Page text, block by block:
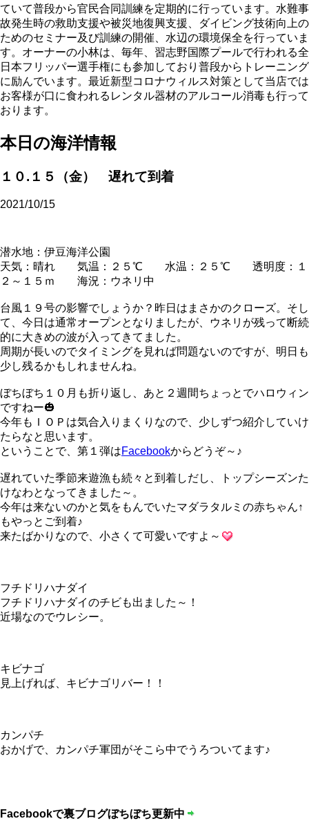
ていて普段から官民合同訓練を定期的に行っています。水難事
故発生時の救助支援や被災地復興支援、ダイビング技術向上の
ためのセミナー及び訓練の開催、水辺の環境保全を行っていま
す。オーナーの小林は、毎年、習志野国際プールで行われる全
日本フリッパー選手権にも参加しており普段からトレーニング
に励んでいます。最近新型コロナウィルス対策として当店では
お客様が口に食われるレンタル器材のアルコール消毒も行って
おります。
本日の海洋情報
１０.１５（金） 遅れて到着
2021/10/15
潜水地：伊豆海洋公園
天気：晴れ 気温：２５℃ 水温：２５℃ 透明度：１
２～１５ｍ 海況：ウネリ中
台風１９号の影響でしょうか？昨日はまさかのクローズ。そし
て、今日は通常オープンとなりましたが、ウネリが残って断続
的に大きめの波が入ってきてました。
周期が長いのでタイミングを見れば問題ないのですが、明日も
少し残るかもしれませんね。
ぼちぼち１０月も折り返し、あと２週間ちょっとでハロウィン
ですねー🎃
今年もＩＯＰは気合入りまくりなので、少しずつ紹介していけ
たらなと思います。
ということで、第１弾はFacebookからどうぞ～♪
遅れていた季節来遊漁も続々と到着しだし、トップシーズンた
けなわとなってきました～。
今年は来ないのかと気をもんでいたマダラタルミの赤ちゃん↑
もやっとご到着♪
来たばかりなので、小さくて可愛いですよ～
フチドリハナダイ
フチドリハナダイのチビも出ました～！
近場なのでウレシー。
キビナゴ
見上げれば、キビナゴリバー！！
カンパチ
おかげで、カンパチ軍団がそこら中でうろついてます♪
Facebookで裏ブログぼちぼち更新中